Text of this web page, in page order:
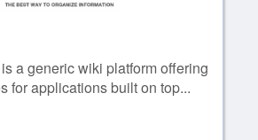
a generic wiki platform offering
for applications built on top...